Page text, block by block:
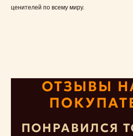
ценителей по всему миру.
ОТЗЫВЫ
ПОНРАВИЛСЯ